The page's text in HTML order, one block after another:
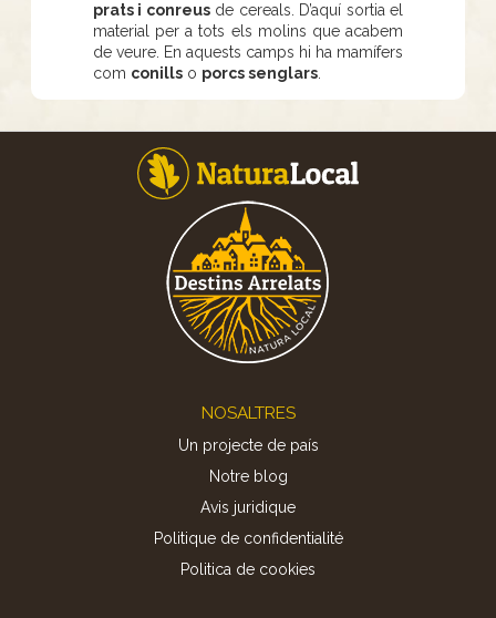
prats i conreusde cereals. D’aquí sortia el
material per a tots els molins que acabem
de veure. En aquests camps hi ha mamífers
com conills o porcs senglars
NOSALTRES
Un projecte de país
Notre blog
Avis juridique
Politique de confidentialité
Politica de cookies